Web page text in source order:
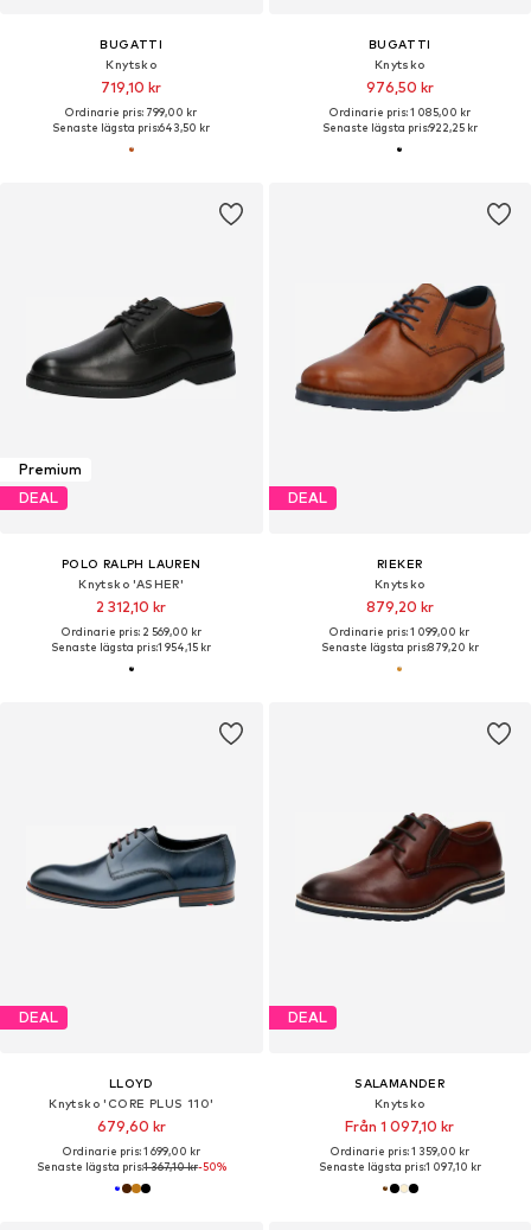
BUGATTI
Knytsko
719,10 kr
Ordinarie pris: 799,00 kr
Senaste lägsta pris:643,50 kr
BUGATTI
Knytsko
976,50 kr
Ordinarie pris: 1 085,00 kr
Senaste lägsta pris:922,25 kr
Premium
DEAL
POLO RALPH LAUREN
Knytsko 'ASHER'
2 312,10 kr
Ordinarie pris: 2 569,00 kr
Senaste lägsta pris:1 954,15 kr
DEAL
RIEKER
Knytsko
879,20 kr
Ordinarie pris: 1 099,00 kr
Senaste lägsta pris:879,20 kr
DEAL
LLOYD
Knytsko 'CORE PLUS 110'
679,60 kr
Ordinarie pris: 1 699,00 kr
Senaste lägsta pris:1 367,10 kr-50%
DEAL
SALAMANDER
Knytsko
Från 1 097,10 kr
Ordinarie pris: 1 359,00 kr
Senaste lägsta pris:1 097,10 kr